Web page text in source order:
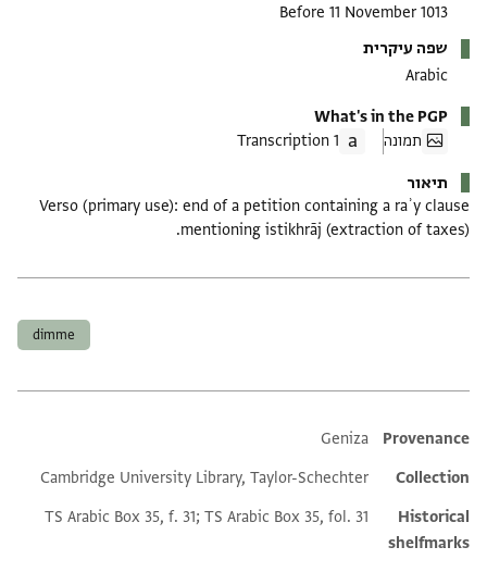
Before 11 November 1013
שפה עיקרית
Arabic
What's in the PGP
תמונה
1 Transcription
תיאור
Verso (primary use): end of a petition containing a raʾy clause
mentioning istikhrāj (extraction of taxes).
dimme
Additional metadata
Provenance
Geniza
Collection
Cambridge University Library, Taylor-Schechter
Historical
shelfmarks
TS Arabic Box 35, f. 31; TS Arabic Box 35, fol. 31